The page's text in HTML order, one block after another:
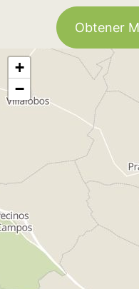
Obtener
+
−